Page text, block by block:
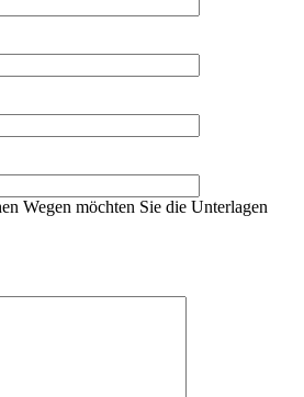
Wegen möchten Sie die Unterlagen